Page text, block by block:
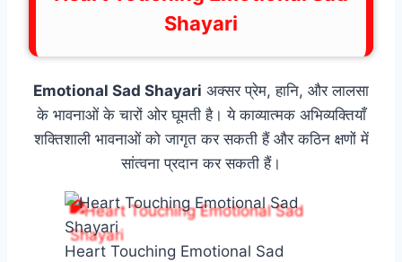
Shayari
Emotional Sad Shayari अक्सर प्रेम, हानि, और लालसा
के भावनाओं के चारों ओर घूमती है। ये काव्यात्मक अभिव्यक्तियाँ
शक्तिशाली भावनाओं को जागृत कर सकती हैं और कठिन क्षणों में
सांत्वना प्रदान कर सकती हैं।
Heart Touching Emotional Sad